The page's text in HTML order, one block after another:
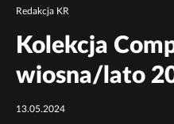
Redakcja KR
Kolekcja
wiosna/lato
13.05.2024